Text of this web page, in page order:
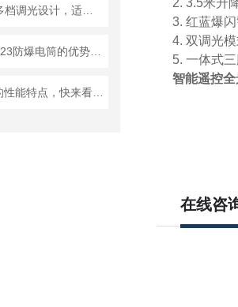
2. 3.5米升
3. 红蓝爆
4. 双调光
5. 一体式
智能遥控
在线咨